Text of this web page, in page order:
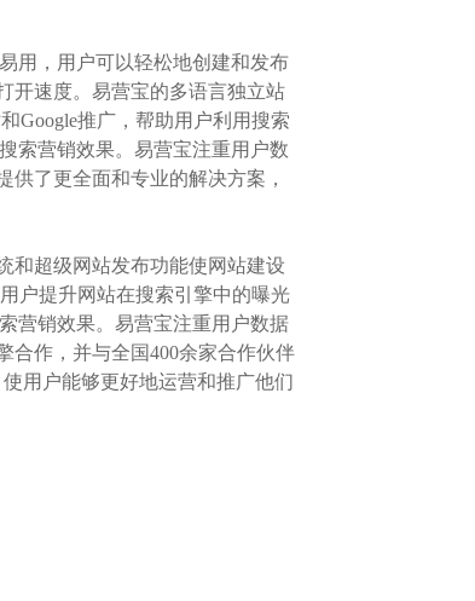
用，用户可以轻松地创建和发布
开速度。易营宝的多语言独立站
Google推广，帮助用户利用搜索
索营销效果。易营宝注重用户数
了更全面和专业的解决方案，
和超级网站发布功能使网站建设
户提升网站在搜索引擎中的曝光
营销效果。易营宝注重用户数据
合作，并与全国400余家合作伙伴
用户能够更好地运营和推广他们